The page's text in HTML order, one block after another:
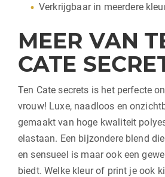
Verkrijgbaar in meerdere
MEER VAN
CATE
Ten Cate secrets is het perfecte
vrouw! Luxe, naadloos en
gemaakt van hoge kwaliteit
elastaan. Een bijzondere blend
en sensueel is maar ook een
biedt. Welke kleur of print je ook